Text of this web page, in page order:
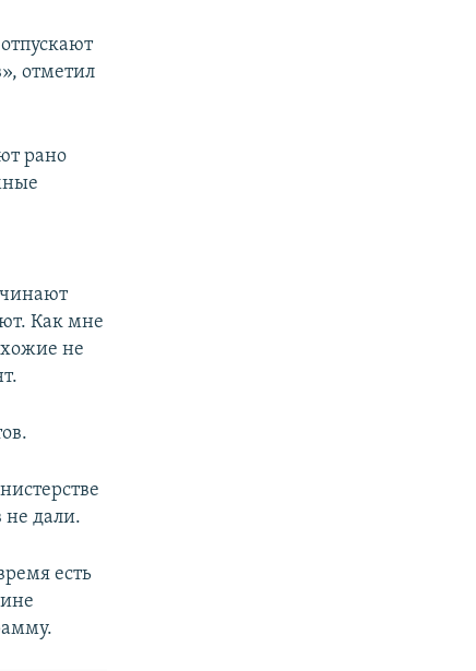
отметил
рано
Как мне
не
не дали.
есть